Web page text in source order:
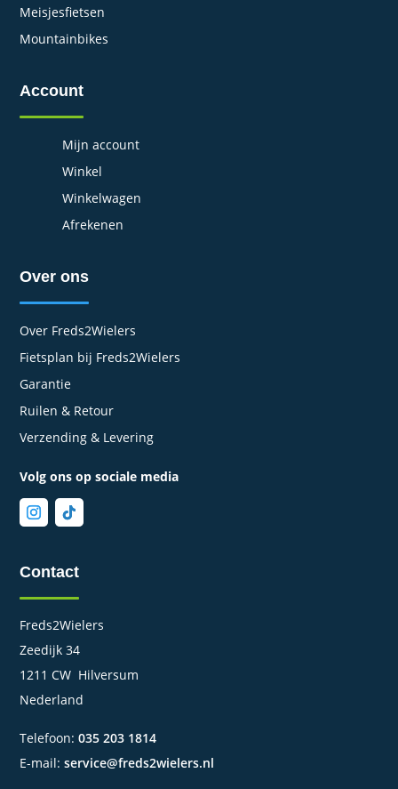
Meisjesfietsen
Mountainbikes
Account
Mijn account
Winkel
Winkelwagen
Afrekenen
Over ons
Over Freds2Wielers
Fietsplan bij Freds2Wielers
Garantie
Ruilen & Retour
Verzending & Levering
Volg ons op sociale media
Contact
Freds2Wielers
Zeedijk 34
1211 CW Hilversum
Nederland
Telefoon:035 203 1814
E-mail:service@freds2wielers.nl